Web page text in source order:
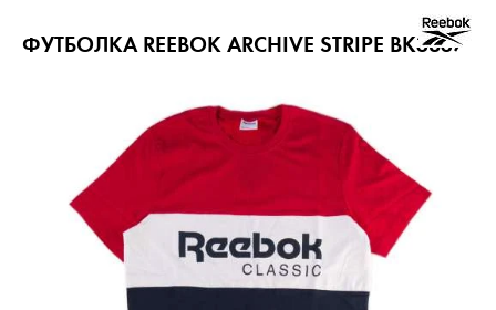
ФУТБОЛКА REEBOK ARCHIVE STRIPE BK3837